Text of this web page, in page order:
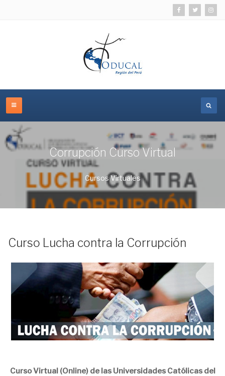
Corrupción Curso Virtual
Cursos Virtuales
Curso Lucha contra la Corrupción
Curso Virtual (Online) de las Universidades Católicas del